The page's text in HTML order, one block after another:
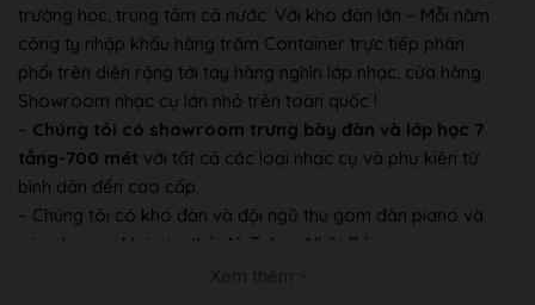
trường học, trung tâm cả nước. Với kho đàn lớn – Mỗi năm
công ty nhập khẩu hàng trăm Container trực tiếp phân
phối trên diện rộng tới tay hàng nghìn lớp nhạc, cửa hàng
Showroom nhạc cụ lớn nhỏ trên toàn quốc !
– Chúng tôi có showroom trưng bày đàn và lớp học 7
tầng-700 mét với tất cả các loại nhạc cụ và phụ kiện từ
bình dân đến cao cấp.
– Chúng tôi có kho đàn và đội ngũ thu gom đàn piano và
các nhạc cụ khác tại thủ đô Tokyo Nhật Bản.